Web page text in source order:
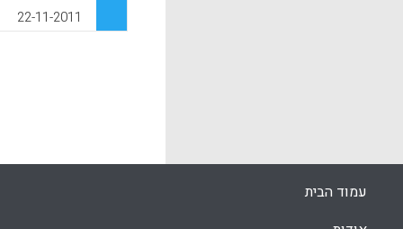
בקובץ
דרורה כפיר
לנתונים
זאת.
22-11-2011
עמוד הבית